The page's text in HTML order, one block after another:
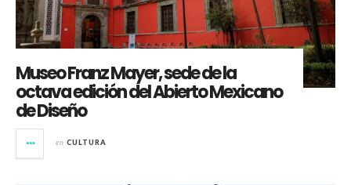
Museo Franz Mayer, sede de la
octava edición del Abierto Mexicano
de Diseño
en CULTURA